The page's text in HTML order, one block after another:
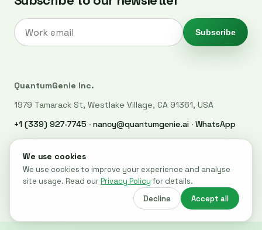
Subscribe
QuantumGenie Inc.
1979 Tamarack St, Westlake Village, CA 91361, USA
+1 (339) 927-7745 · nancy@quantumgenie.ai · WhatsApp
LinkedIn
© 2026 QuantumGenie. All rights reserved.
Built for post-quantum readiness across websites, code, and